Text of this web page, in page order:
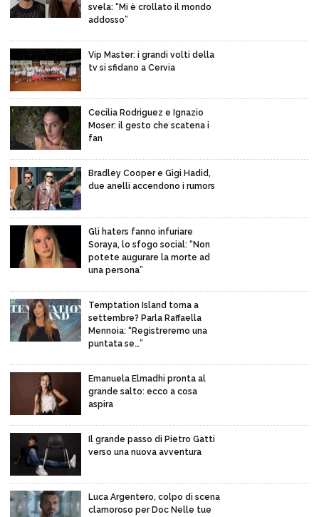
svela: “Mi è crollato il mondo
addosso”
Vip Master: i grandi volti della
tv si sfidano a Cervia
Cecilia Rodriguez e Ignazio
Moser: il gesto che scatena i
fan
Bradley Cooper e Gigi Hadid,
due anelli accendono i rumors
Gli haters fanno infuriare
Soraya, lo sfogo social: “Non
potete augurare la morte ad
una persona”
Temptation Island torna a
settembre? Parla Raffaella
Mennoia: “Registreremo una
puntata se…”
Emanuela Elmadhi pronta al
grande salto: ecco a cosa
aspira
Il grande passo di Pietro Gatti
verso una nuova avventura
Luca Argentero, colpo di scena
clamoroso per Doc Nelle tue